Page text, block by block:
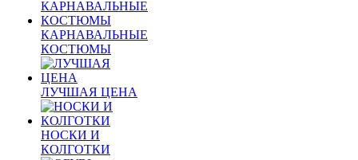
КАРНАВАЛЬНЫЕ
КОСТЮМЫ
ЛУЧШАЯ ЦЕНА
НОСКИ И
КОЛГОТКИ